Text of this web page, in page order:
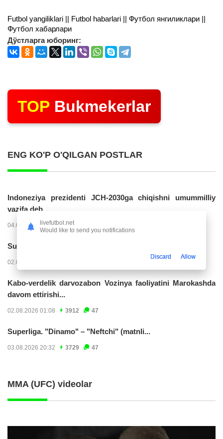
Futbol yangiliklari || Futbol habarlari || Футбол янгиликлари ||
Футбол хабарлари
Дўстларга юборинг:
TOP Bukmekerlar
ENG KO'P O'QILGAN POSTLAR
Indoneziya prezidenti JCH-2030ga chiqishni umummilliy
vazifa deb...
04.08.2026 02:11 14229
Superliga. “Buxoro” - “Lokomotiv”...
02.08.2026 03:08
Kabo-verdelik darvozabon Vozinya faoliyatini Marokashda
davom ettirishi...
02.08.2026 01:08 3912 47
Superliga. "Dinamo" – "Neftchi" (matnli...
03.08.2026 20:32 3729 47
MMA (UFC) videolar
livefutbol.net
Would like to send you notifications
Discard Allow